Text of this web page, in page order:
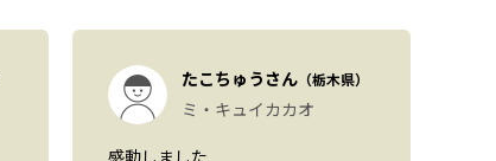
たこちゅうさん （栃木県）
ミ・キュイカカオ